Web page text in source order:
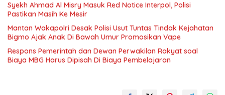
Syekh Ahmad Al Misry Masuk Red Notice Interpol, Polisi
Pastikan Masih Ke Mesir
Mantan Wakapolri Desak Polisi Usut Tuntas Tindak Kejahatan
Bigmo Ajak Anak Di Bawah Umur Promosikan Vape
Respons Pemerintah dan Dewan Perwakilan Rakyat soal
Biaya MBG Harus Dipisah Di Biaya Pembelajaran